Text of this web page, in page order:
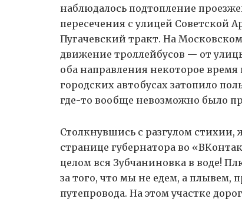
наблюдалось подтопление
пересечения с улицей Советской
Пугачевский тракт. На
движение троллейбусов — от
оба направления некоторое
городских автобусах затопило
где-то вообще невозможно было
Столкнувшись с разгулом
странице губернатора во
целом вся Зубчаниновка в воде!
за того, что мы не едем, а плывем,
путепровода. На этом участке